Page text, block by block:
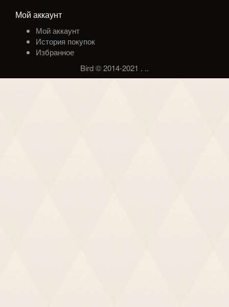
Мой аккаунт
Мой аккаунт
История покупок
Избранное
Bird © 2014-2021 . ..